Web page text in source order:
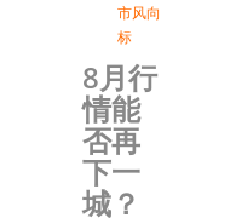
市风向
标
8月行
情能
否再
下一
城？